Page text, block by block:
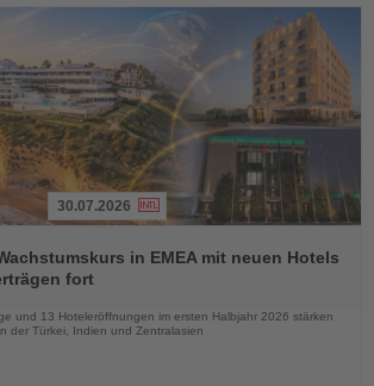
30.07.2026
in EMEA mit neuen Hotels
fort
und 13 Hoteleröffnungen im ersten Halbjahr 2026 stärken
der Türkei, Indien und Zentralasien